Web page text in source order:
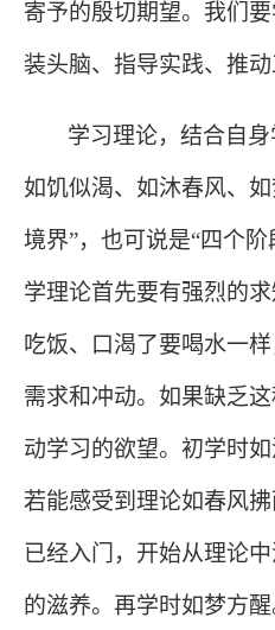
寄予的殷切期望。我们
装头脑、指导实践、推动
学习理论，结合自
如饥似渴、如沐春风、
境界”，也可说是“四个阶
学理论首先要有强烈的
吃饭、口渴了要喝水一
需求和冲动。如果缺乏
动学习的欲望。初学时如
若能感受到理论如春风
已经入门，开始从理论
的滋养。再学时如梦方